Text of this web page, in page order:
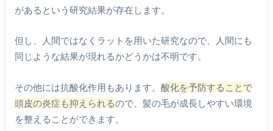
があるという研究結果が存在します。
但し、人間ではなくラットを用いた研究なので、人間にも
同じような結果が現れるかどうかは不明です。
その他には抗酸化作用もあります。 酸化を予防することで
頭皮の炎症も抑えられるので、髪の毛が成長しやすい環境
を整えることができます。